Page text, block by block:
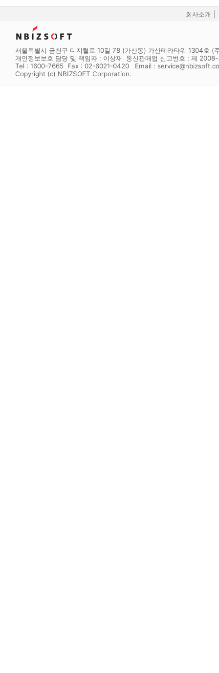
회사소개
서울특별시 금천구 디지털로 10길 78 (가산동) 가산테라타워 1304호 (
개인정보보호 담당 및 책임자 : 이상재 통신판매업 신고번호 : 제
Tel : 1600-7665 Fax : 02-6021-0420 Email :
Copyright (c) NBIZSOFT Corporation.